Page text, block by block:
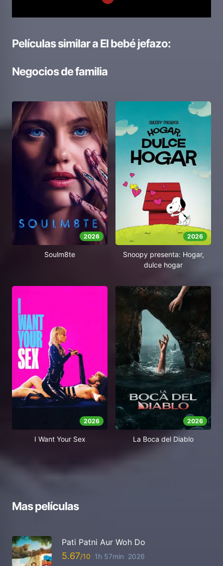
Películas similar aEl bebé jefazo:
Negocios de familia
2026
Soulm8te
2026
Snoopy presenta: Hogar,
dulce hogar
2026
I Want Your Sex
2026
La Boca del Diablo
Mas películas
Pati Patni Aur Woh Do
5.67 1h 57min 2026